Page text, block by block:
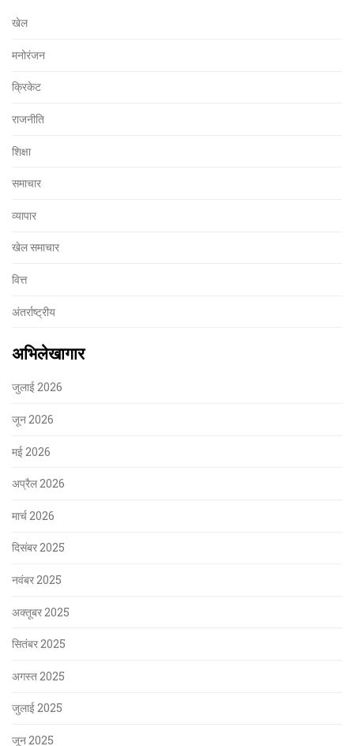
खेल
मनोरंजन
क्रिकेट
राजनीति
शिक्षा
समाचार
व्यापार
खेल समाचार
वित्त
अंतर्राष्ट्रीय
अभिलेखागार
जुलाई 2026
जून 2026
मई 2026
अप्रैल 2026
मार्च 2026
दिसंबर 2025
नवंबर 2025
अक्तूबर 2025
सितंबर 2025
अगस्त 2025
जुलाई 2025
जून 2025